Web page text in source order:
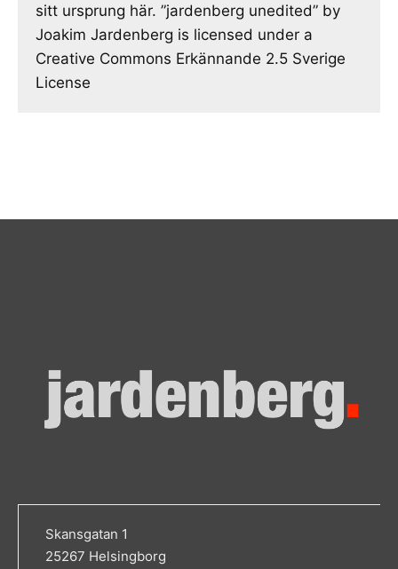
sitt ursprung här. ”jardenberg unedited” by
Joakim Jardenberg is licensed under a
Creative Commons Erkännande 2.5 Sverige
License
Skansgatan 1
25267 Helsingborg